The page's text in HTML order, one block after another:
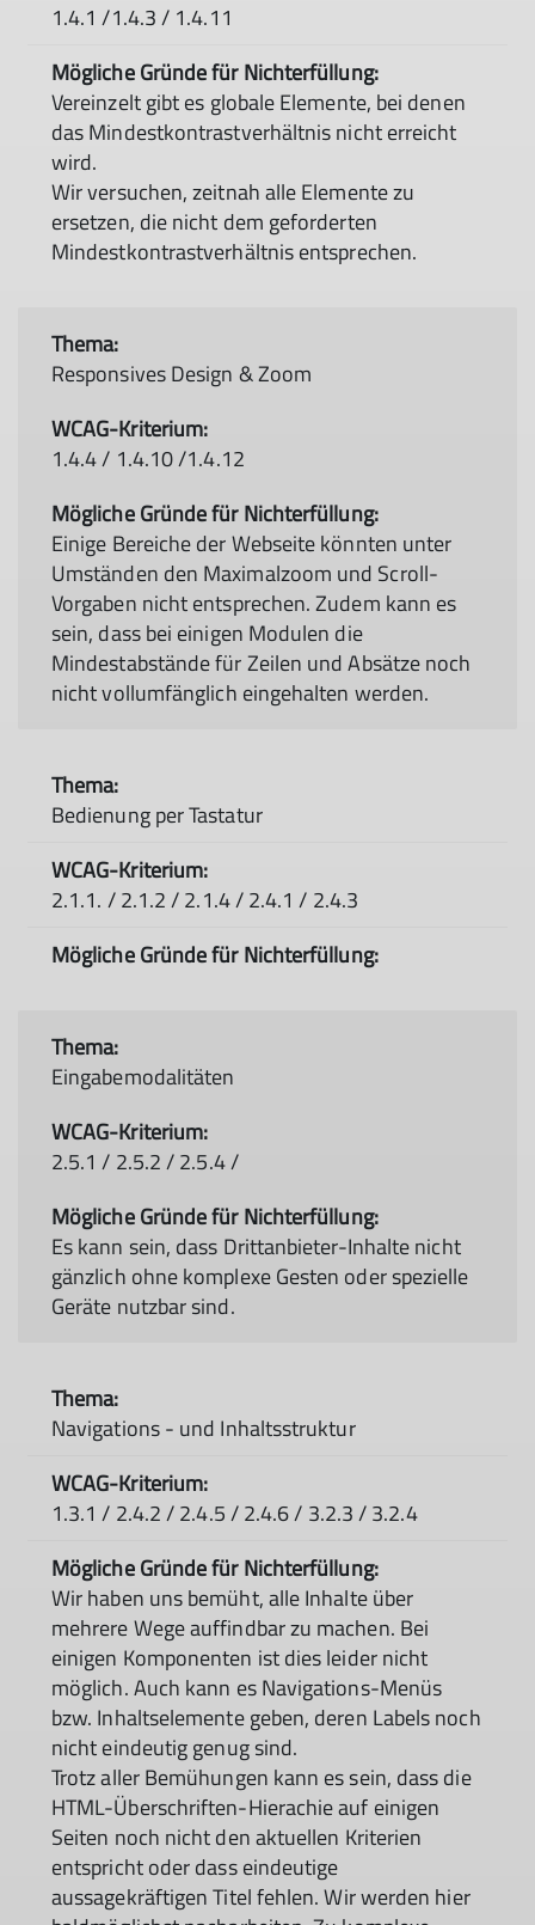
1.4.1 /1.4.3 / 1.4.11
Vereinzelt gibt es globale Elemente, bei denen
das Mindestkontrastverhältnis nicht erreicht
wird.
Wir versuchen, zeitnah alle Elemente zu
ersetzen, die nicht dem geforderten
Mindestkontrastverhältnis entsprechen.
Responsives Design & Zoom
1.4.4 / 1.4.10 /1.4.12
Einige Bereiche der Webseite könnten unter
Umständen den Maximalzoom und Scroll-
Vorgaben nicht entsprechen. Zudem kann es
sein, dass bei einigen Modulen die
Mindestabstände für Zeilen und Absätze noch
nicht vollumfänglich eingehalten werden.
Bedienung per Tastatur
2.1.1. / 2.1.2 / 2.1.4 / 2.4.1 / 2.4.3
Eingabemodalitäten
2.5.1 / 2.5.2 / 2.5.4 /
Es kann sein, dass Drittanbieter-Inhalte nicht
gänzlich ohne komplexe Gesten oder spezielle
Geräte nutzbar sind.
Navigations - und Inhaltsstruktur
1.3.1 / 2.4.2 / 2.4.5 / 2.4.6 / 3.2.3 / 3.2.4
Wir haben uns bemüht, alle Inhalte über
mehrere Wege auffindbar zu machen. Bei
einigen Komponenten ist dies leider nicht
möglich. Auch kann es Navigations-Menüs
bzw. Inhaltselemente geben, deren Labels noch
nicht eindeutig genug sind.
Trotz aller Bemühungen kann es sein, dass die
HTML-Überschriften-Hierachie auf einigen
Seiten noch nicht den aktuellen Kriterien
entspricht oder dass eindeutige
aussagekräftigen Titel fehlen. Wir werden hier